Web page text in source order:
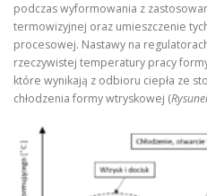
podczas wyformowania z
termowizyjnej oraz umieszczenie
procesowej. Nastawy na
rzeczywistej temperatury pracy
które wynikają z odbioru ciepła ze
chłodzenia formy wtryskowej (